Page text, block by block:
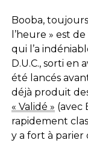
Booba,
l’heure » est
qui l’a
D.U.C., sorti en
été lancés
déjà produit
« Validé » (avec
rapidement
y a fort à parier